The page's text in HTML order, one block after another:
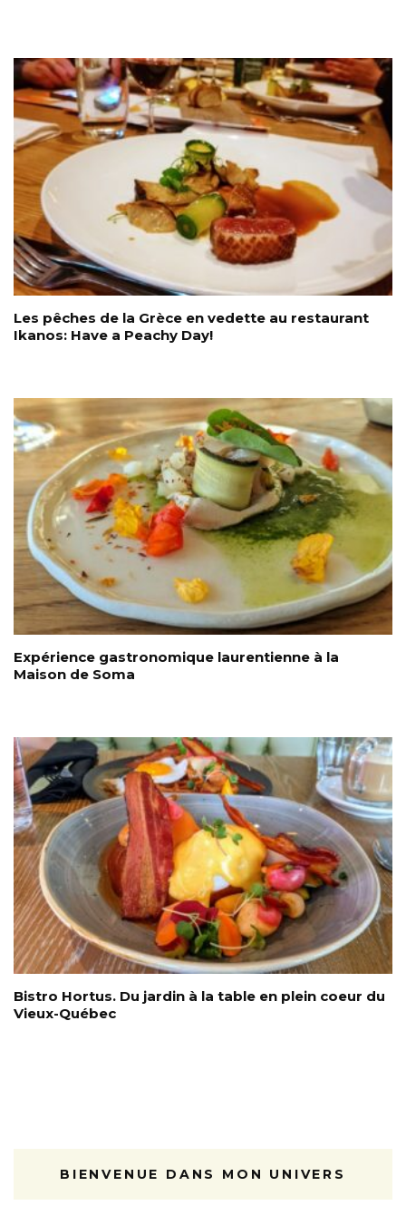
Les pêches de la Grèce en vedette au restaurant
Ikanos: Have a Peachy Day!
Expérience gastronomique laurentienne à la
Maison de Soma
Bistro Hortus. Du jardin à la table en plein coeur du
Vieux-Québec
BIENVENUE DANS MON UNIVERS